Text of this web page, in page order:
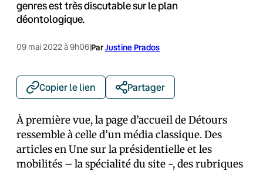
genres est très discutable sur le plan
déontologique.
09 mai 2022 à 9h06|ParJustine Prados
Copier le lien Partager
À première vue, la page d’accueil de Détours
ressemble à celle d’un média classique. Des
articles en Une sur la présidentielle et les
mobilités – la spécialité du site -, des rubriques